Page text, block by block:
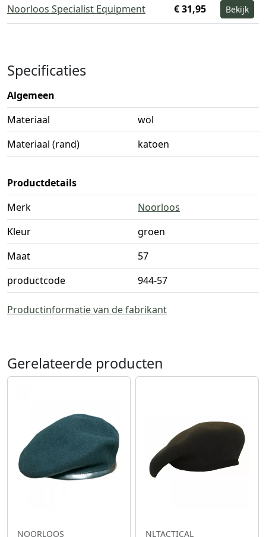
Noorloos Specialist Equipment
€ 31,95 Bekijk
Specificaties
Algemeen
Materiaal
wol
Materiaal (rand)
katoen
Productdetails
Merk
Noorloos
Kleur
groen
Maat
57
productcode
944-57
Productinformatie van de fabrikant
Gerelateerde producten
NOORLOOS NLTACTICAL